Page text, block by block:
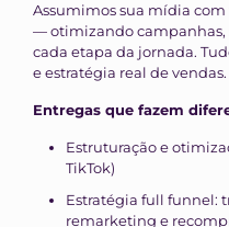
Assumimos sua mídia
— otimizando campanhas,
cada etapa da jornada.
e estratégia real de vendas.
Entregas que fazem
Estruturação e
TikTok)
Estratégia full funnel:
remarketing e